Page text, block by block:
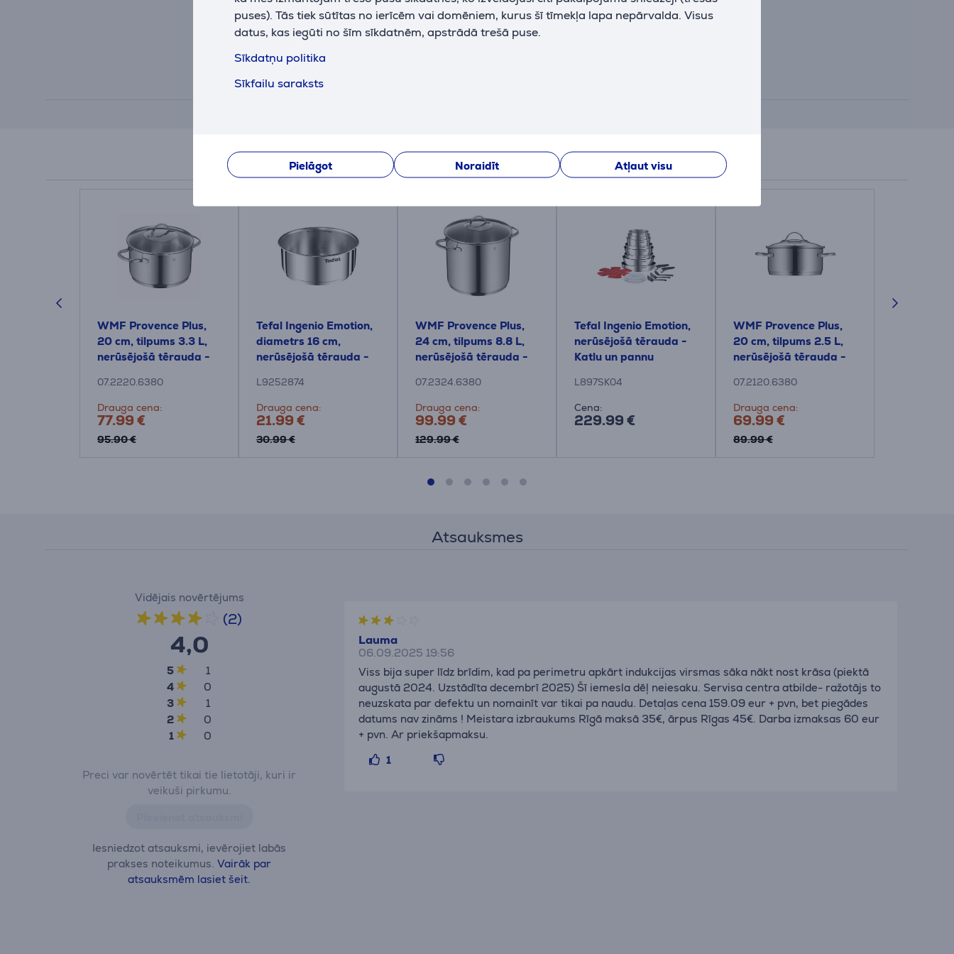
puses). Tās tiek sūtītas no ierīcēm vai domēniem, kurus šī tīmekļa lapa nepārvalda. Visus
datus, kas iegūti no šīm sīkdatnēm, apstrādā trešā puse.
Sīkdatņu politika
Sīkfailu saraksts
Pielāgot Noraidīt Atļaut visu
Saistītās preces
WMF Provence Plus,
20 cm, tilpums 3.3 L,
nerūsējošā tērauda -
07.2220.6380
Drauga cena:
77.99 €
95.90 €
Tefal Ingenio Emotion,
diametrs 16 cm,
nerūsējošā tērauda -
L9252874
Drauga cena:
21.99 €
30.99 €
WMF Provence Plus,
24 cm, tilpums 8.8 L,
nerūsējošā tērauda -
07.2324.6380
Drauga cena:
99.99 €
129.99 €
Tefal Ingenio Emotion,
nerūsējošā tērauda -
Katlu un pannu
L897SK04
Cena:
229.99 €
WMF Provence Plus,
20 cm, tilpums 2.5 L,
nerūsējošā tērauda -
07.2120.6380
Drauga cena:
69.99 €
89.99 €
Atsauksmes
Vidējais novērtējums
(2)
4,0
5
1
4
0
3
1
2
0
1
0
Preci var novērtēt tikai tie lietotāji, kuri ir
veikuši pirkumu.
Iesniedzot atsauksmi, ievērojiet labās
prakses noteikumus.Vairāk par
atsauksmēm lasiet šeit.
Lauma
06.09.2025 19:56
Viss bija super līdz brīdim, kad pa perimetru apkārt indukcijas virsmas sāka nākt nost krāsa (piektā
augustā 2024. Uzstādīta decembrī 2025) Šī iemesla dēļ neiesaku. Servisa centra atbilde- ražotājs to
neuzskata par defektu un nomainīt var tikai pa naudu. Detaļas cena 159.09 eur + pvn, bet piegādes
datums nav zināms ! Meistara izbraukums Rīgā maksā 35€, ārpus Rīgas 45€. Darba izmaksas 60 eur
+ pvn. Ar priekšapmaksu.
1